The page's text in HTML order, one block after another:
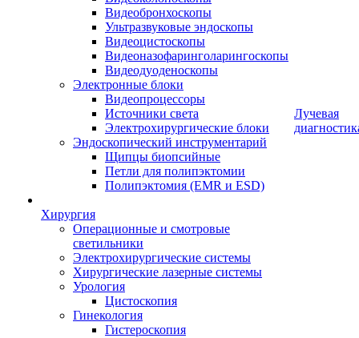
Видеобронхоскопы
Ультразвуковые эндоскопы
Видеоцистоскопы
Видеоназофаринголарингоскопы
Видеодуоденоскопы
Электронные блоки
Видеопроцессоры
Источники света
Электрохирургические блоки
Эндоскопический инструментарий
Щипцы биопсийные
Петли для полипэктомии
Полипэктомия (EMR и ESD)
Хирургия
Операционные и смотровые
светильники
Электрохирургические системы
Хирургические лазерные системы
Урология
Цистоскопия
Гинекология
Гистероскопия
Лучевая